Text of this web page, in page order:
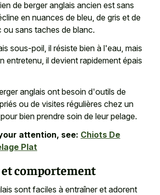
de berger anglais ancien est sans
en nuances de bleu, de gris et de
ou sans taches de blanc.
sous-poil, il résiste bien à l'eau, mais
entretenu, il devient rapidement épais
anglais ont besoin d'outils de
ou de visites régulières chez un
bien prendre soin de leur pelage.
attention, see: Chiots De
Plat
comportement
sont faciles à entraîner et adorent